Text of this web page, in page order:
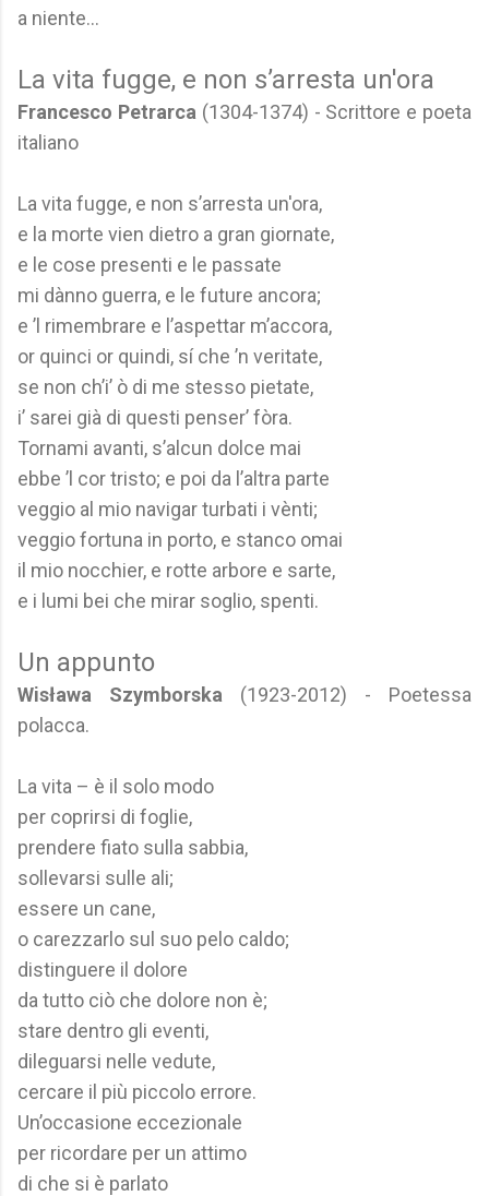
a niente...
La vita fugge, e non s’arresta un'ora
Francesco Petrarca (1304-1374) - Scrittore e poeta
italiano
La vita fugge, e non s’arresta un'ora,
e la morte vien dietro a gran giornate,
e le cose presenti e le passate
mi dànno guerra, e le future ancora;
e ’l rimembrare e l’aspettar m’accora,
or quinci or quindi, sí che ’n veritate,
se non ch’i’ ò di me stesso pietate,
i’ sarei già di questi penser’ fòra.
Tornami avanti, s’alcun dolce mai
ebbe ’l cor tristo; e poi da l’altra parte
veggio al mio navigar turbati i vènti;
veggio fortuna in porto, e stanco omai
il mio nocchier, e rotte arbore e sarte,
e i lumi bei che mirar soglio, spenti.
Un appunto
Wisława Szymborska (1923-2012) - Poetessa
polacca.
La vita – è il solo modo
per coprirsi di foglie,
prendere fiato sulla sabbia,
sollevarsi sulle ali;
essere un cane,
o carezzarlo sul suo pelo caldo;
distinguere il dolore
da tutto ciò che dolore non è;
stare dentro gli eventi,
dileguarsi nelle vedute,
cercare il più piccolo errore.
Un’occasione eccezionale
per ricordare per un attimo
di che si è parlato